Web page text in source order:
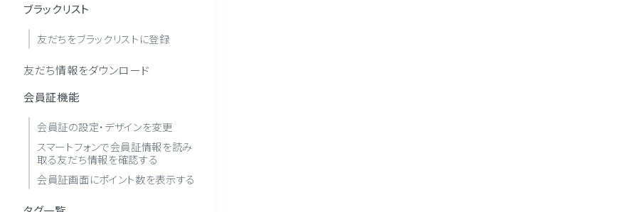
ブラックリスト
友だちをブラックリストに登録
友だち情報をダウンロード
会員証機能
会員証の設定・デザインを変更
スマートフォンで会員証情報を読み
取る友だち情報を確認する
会員証画面にポイント数を表示する